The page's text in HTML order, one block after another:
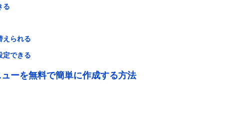
る
えられる
定できる
ーを無料で簡単に作成する方法